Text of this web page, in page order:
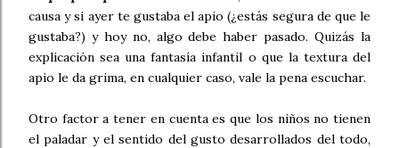
causa y si ayer te gustaba el apio (¿estás segura de que le
gustaba?) y hoy no, algo debe haber pasado. Quizás la
explicación sea una fantasía infantil o que la textura del
apio le da grima, en cualquier caso, vale la pena escuchar.
Otro factor a tener en cuenta es que los niños no tienen
el paladar y el sentido del gusto desarrollados del todo,